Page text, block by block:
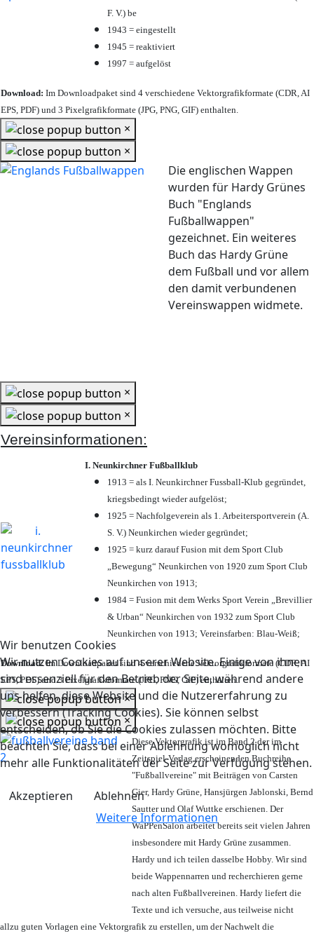
Wir benutzen Cookies
Wir nutzen Cookies auf unserer Website. Einige von ihnen
sind essenziell für den Betrieb der Seite, während andere
uns helfen, diese Website und die Nutzererfahrung zu
verbessern (Tracking Cookies). Sie können selbst
entscheiden, ob Sie die Cookies zulassen möchten. Bitte
beachten Sie, dass bei einer Ablehnung womöglich nicht
mehr alle Funktionalitäten der Seite zur Verfügung stehen.
Akzeptieren
Ablehnen
Weitere Informationen
F. V.) be
1943 = eingestellt
1945 = reaktiviert
1997 = aufgelöst
Download: Im Downloadpaket sind 4 verschiedene Vektorgrafikformate (CDR, AI
EPS, PDF) und 3 Pixelgrafikformate (JPG, PNG, GIF) enthalten.
×
×
Die englischen Wappen
wurden für Hardy Grünes
Buch "Englands
Fußballwappen"
gezeichnet. Ein weiteres
Buch das Hardy Grüne
dem Fußball und vor allem
den damit verbundenen
Vereinswappen widmete.
×
×
Vereinsinformationen:
I. Neunkirchner Fußballklub
1913 = als I. Neunkirchner Fussball-Klub gegründet,
kriegsbedingt wieder aufgelöst;
1925 = Nachfolgeverein als 1. Arbeitersportverein (A.
S. V.) Neunkirchen wieder gegründet;
1925 = kurz darauf Fusion mit dem Sport Club
„Bewegung“ Neunkirchen von 1920 zum Sport Club
Neunkirchen von 1913;
1984 = Fusion mit dem Werks Sport Verein „Brevillier
& Urban“ Neunkirchen von 1932 zum Sport Club
Neunkirchen von 1913; Vereinsfarben: Blau-Weiß;
Download:Im Downloadpaket sind 4 verschiedene Vektorgrafikformate (CDR, AI
EPS, PDF) und 3 Pixelgrafikformate (JPG, PNG, GIF) enthalten.
×
×
Diese Vektorgrafik ist im Band 2 der im
Zeitspiel-Verlag erscheinenden Buchreihe
"Fußballvereine" mit Beiträgen von Carsten
Gier, Hardy Grüne, Hansjürgen Jablonski, Bernd
Sautter und Olaf Wuttke erschienen. Der
WaPPenSalon arbeitet bereits seit vielen Jahren
insbesondere mit Hardy Grüne zusammen.
Hardy und ich teilen dasselbe Hobby. Wir sind
beide Wappennarren und recherchieren gerne
nach alten Fußballvereinen. Hardy liefert die
Texte und ich versuche, aus teilweise nicht
allzu guten Vorlagen eine Vektorgrafik zu erstellen, um der Nachwelt die